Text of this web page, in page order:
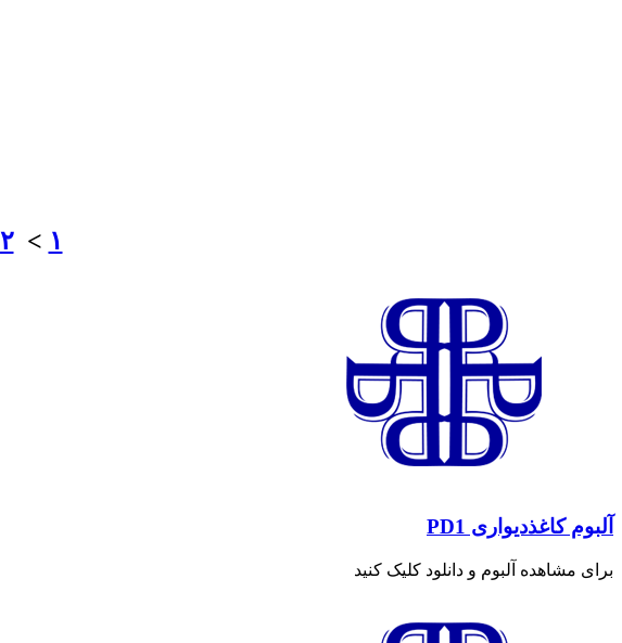
۱ >۲
آلبوم کاغذدیواری PD1
برای مشاهده آلبوم و دانلود کلیک کنید